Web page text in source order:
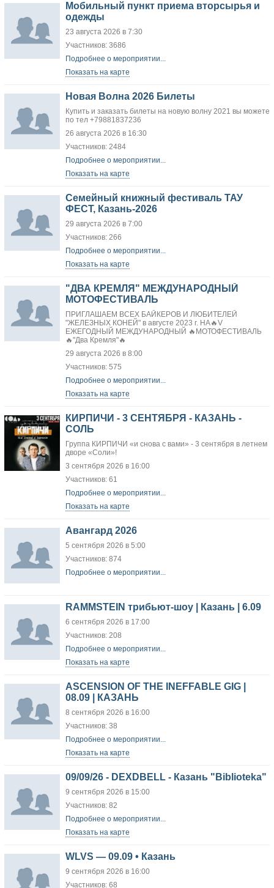
Мобильный пункт приема вторсырья и
одежды
23 августа 2026 в 7:30
Участников: 3686
Подробнее о мероприятии...
Показать на карте
Новая Волна 2026 Билеты
Купить и заказать билеты на новую волну 2021 вы можете
по тел +79881837236
26 августа 2026 в 16:30
Участников: 2484
Подробнее о мероприятии...
Показать на карте
Семейный книжный фестиваль ТАУ
ФЕСТ, Казань-2026
29 августа 2026 в 7:00
Участников: 266
Подробнее о мероприятии...
Показать на карте
"ДВА КРЕМЛЯ" МЕЖДУНАРОДНЫЙ
МОТОФЕСТИВАЛЬ
ПРИГЛАШАЕМ ВСЕХ БАЙКЕРОВ И ЛЮБИТЕЛЕЙ
"ЖЕЛЕЗНЫХ КОНЕЙ" в августе 2023 г. НА🔥V
ЕЖЕГОДНЫЙ МЕЖДУНАРОДНЫЙ 🔥МОТОФЕСТИВАЛЬ
🔥"Два Кремля"🔥
29 августа 2026 в 8:00
Участников: 575
Подробнее о мероприятии...
Показать на карте
КИРПИЧИ - 3 СЕНТЯБРЯ - КАЗАНЬ -
СОЛЬ
Группа КИРПИЧИ «и снова с вами» - 3 сентября в летнем
дворе «Соли»!
3 сентября 2026 в 16:00
Участников: 61
Подробнее о мероприятии...
Показать на карте
Авангард 2026
5 сентября 2026 в 5:00
Участников: 874
Подробнее о мероприятии...
RAMMSTEIN трибьют-шоу | Казань | 6.09
6 сентября 2026 в 17:00
Участников: 208
Подробнее о мероприятии...
Показать на карте
ASCENSION OF THE INEFFABLE GIG |
08.09 | КАЗАНЬ
8 сентября 2026 в 16:00
Участников: 38
Подробнее о мероприятии...
Показать на карте
09/09/26 - DEXDBELL - Казань "Biblioteka"
9 сентября 2026 в 15:00
Участников: 82
Подробнее о мероприятии...
Показать на карте
WLVS — 09.09 • Казань
9 сентября 2026 в 16:00
Участников: 68